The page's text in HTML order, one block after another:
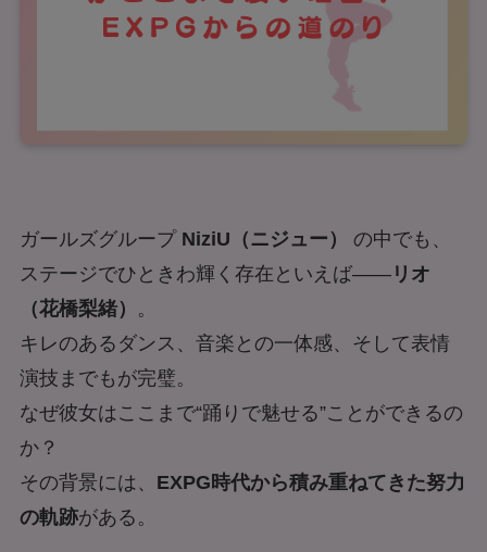
ガールズグループ NiziU（ニジュー）
の中でも、
ステージでひときわ輝く存在といえば——リオ
（花橋梨緒）
。
キレのあるダンス、音楽との一体感、そして表情
演技までもが完璧。
なぜ彼女はここまで“踊りで魅せる”ことができるの
か？
その背景には、 EXPG時代から積み重ねてきた努力
の軌跡がある。